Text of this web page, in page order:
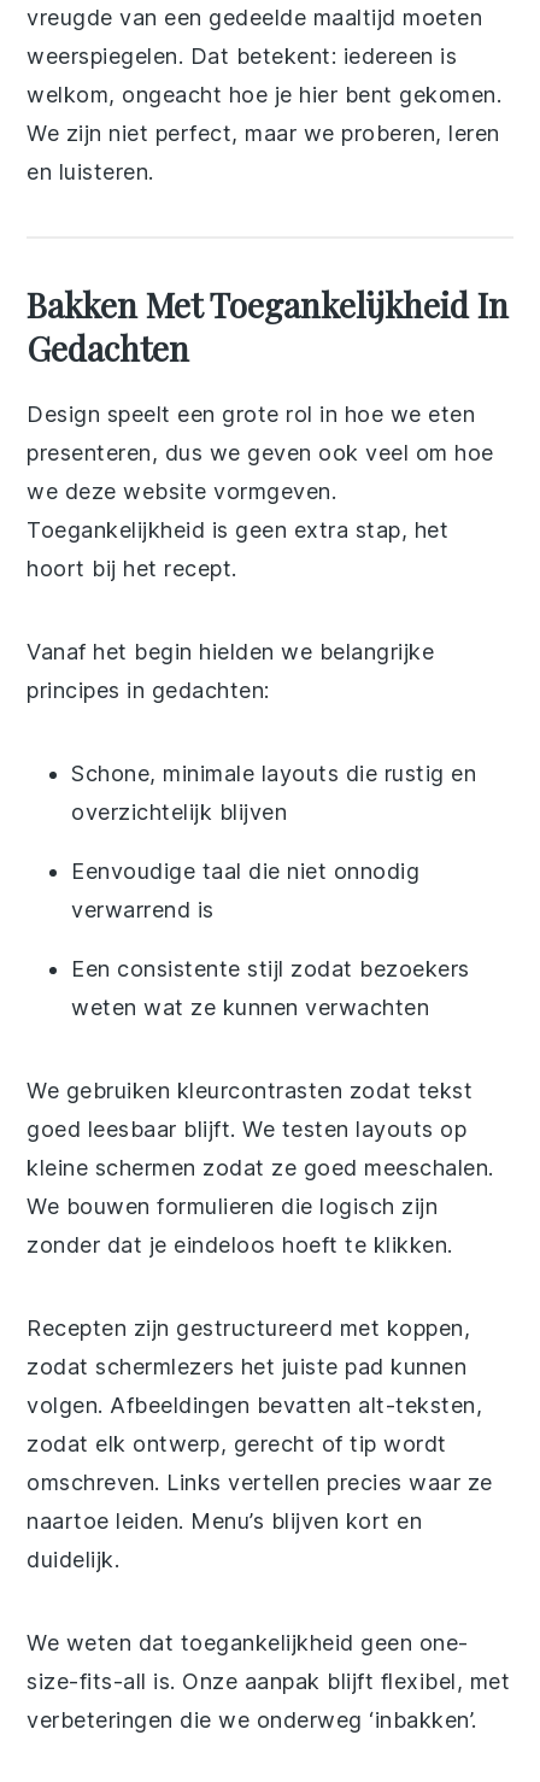
vreugde van een gedeelde maaltijd moeten
weerspiegelen. Dat betekent: iedereen is
welkom, ongeacht hoe je hier bent gekomen.
We zijn niet perfect, maar we proberen, leren
en luisteren.
Bakken Met Toegankelijkheid In
Gedachten
Design speelt een grote rol in hoe we eten
presenteren, dus we geven ook veel om hoe
we deze website vormgeven.
Toegankelijkheid is geen extra stap, het
hoort bij het recept.
Vanaf het begin hielden we belangrijke
principes in gedachten:
Schone, minimale layouts die rustig en
overzichtelijk blijven
Eenvoudige taal die niet onnodig
verwarrend is
Een consistente stijl zodat bezoekers
weten wat ze kunnen verwachten
We gebruiken kleurcontrasten zodat tekst
goed leesbaar blijft. We testen layouts op
kleine schermen zodat ze goed meeschalen.
We bouwen formulieren die logisch zijn
zonder dat je eindeloos hoeft te klikken.
Recepten zijn gestructureerd met koppen,
zodat schermlezers het juiste pad kunnen
volgen. Afbeeldingen bevatten alt-teksten,
zodat elk ontwerp, gerecht of tip wordt
omschreven. Links vertellen precies waar ze
naartoe leiden. Menu’s blijven kort en
duidelijk.
We weten dat toegankelijkheid geen one-
size-fits-all is. Onze aanpak blijft flexibel, met
verbeteringen die we onderweg ‘inbakken’.